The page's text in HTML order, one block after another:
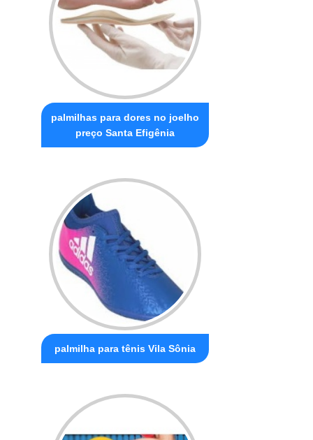
palmilhas para dores no joelho
preço Santa Efigênia
palmilha para tênis Vila Sônia